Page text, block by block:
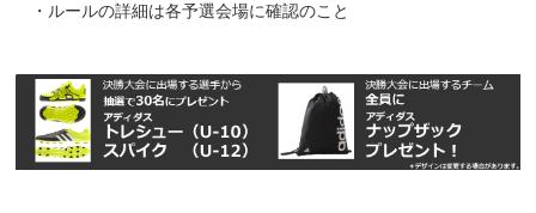
・ルールの詳細は各予選会場に確認のこと